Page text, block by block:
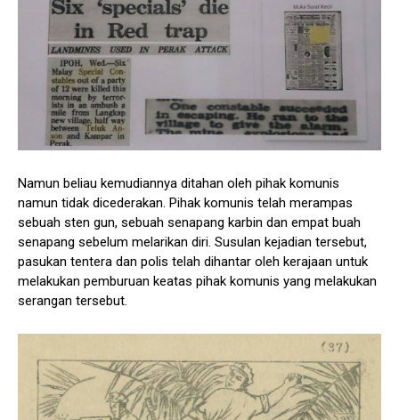
Namun beliau kemudiannya ditahan oleh pihak komunis
namun tidak dicederakan. Pihak komunis telah merampas
sebuah sten gun, sebuah senapang karbin dan empat buah
senapang sebelum melarikan diri. Susulan kejadian tersebut,
pasukan tentera dan polis telah dihantar oleh kerajaan untuk
melakukan pemburuan keatas pihak komunis yang melakukan
serangan tersebut.